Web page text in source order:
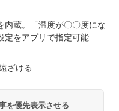
内蔵。「温度が〇〇度にな
定をアプリで指定可能
ざける
を優先表示させる